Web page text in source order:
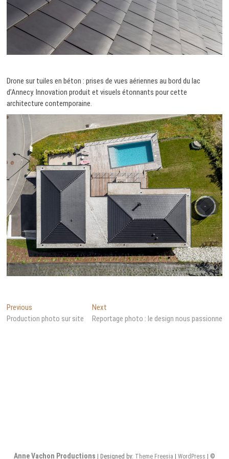
Drone sur tuiles en béton : prises de vues aériennes au bord du lac
d’Annecy. Innovation produit et visuels étonnants pour cette
architecture contemporaine.
Navigation
de
Previous
post:
Production photo sur site
NextNext
post:
Reportage photo : le design nous passionne
Anne Vachon Productions | Designed by: Theme Freesia |WordPress | ©